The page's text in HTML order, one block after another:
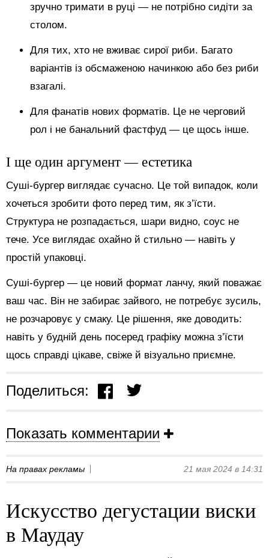
зручно тримати в руці — не потрібно сидіти за
столом.
Для тих, хто не вживає сирої риби. Багато
варіантів із обсмаженою начинкою або без риби
взагалі.
Для фанатів нових форматів. Це не черговий
рол і не банальний фастфуд — це щось інше.
І ще один аргумент — естетика
Суші-бургер виглядає сучасно. Це той випадок, коли
хочеться зробити фото перед тим, як з’їсти.
Структура не розпадається, шари видно, соус не
тече. Усе виглядає охайно й стильно — навіть у
простій упаковці.
Суші-бургер — це новий формат ланчу, який поважає
ваш час. Він не забирає зайвого, не потребує зусиль,
не розчаровує у смаку. Це рішення, яке доводить:
навіть у будній день посеред графіку можна з’їсти
щось справді цікаве, свіже й візуально приємне.
Поделиться:
Показать комментарии
На правах рекламы 21 мая 2024 в 14:31
Искусство дегустации виски
в Маудау